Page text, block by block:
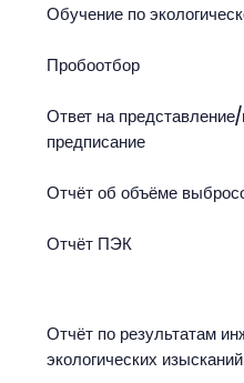
Обучение по
Пробоотбор
Ответ на
предписание
Отчёт об объёме
Отчёт ПЭК
Отчёт по результатам
экологических изысканий